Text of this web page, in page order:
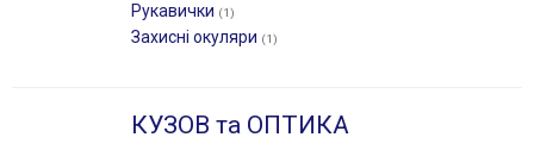
Рукавички (1)
Захисні окуляри (1)
КУЗОВ та ОПТИКА